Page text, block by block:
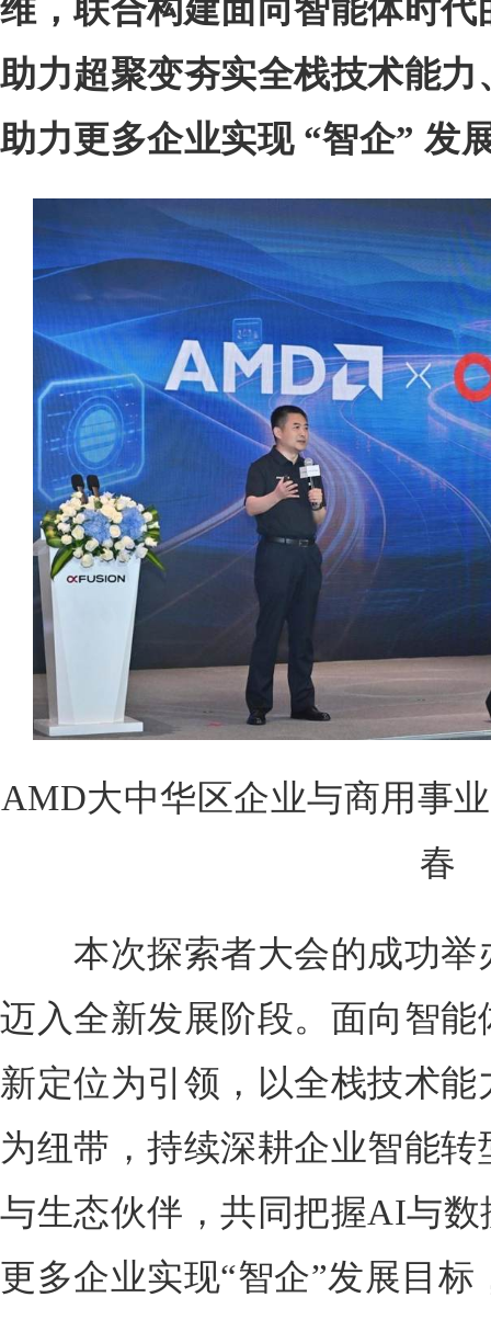
维，联合构建面向智能体时
助力超聚变夯实全栈技术能
助力更多企业实现 “智企” 发
AMD大中华区企业与商用事
春
本次探索者大会的成功举
迈入全新发展阶段。面向智
新定位为引领，以全栈技术
为纽带，持续深耕企业智能
与生态伙伴，共同把握AI与
更多企业实现“智企”发展目